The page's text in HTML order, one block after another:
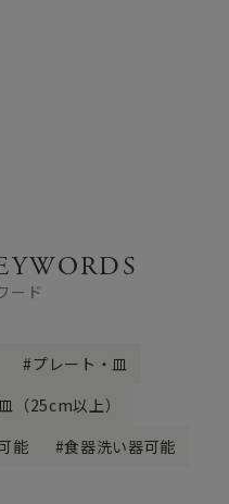
ード
プレート・皿
（25cm以上）
能
食器洗い器可能